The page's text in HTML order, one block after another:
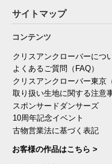
サイトマップ
コンテンツ
クリスアンクローバーにつ
よくあるご質問（FAQ）
クリスアンクローバー東京
取り扱い生地に関する注意
スポンサードダンサーズ
10周年記念イベント
古物営業法に基づく表記
お客様の作品はこちら >